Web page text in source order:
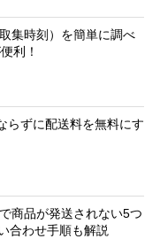
集時刻）を簡単に調べ
利！
らずに配送料を無料にす
商品が発送されない5つ
合わせ手順も解説